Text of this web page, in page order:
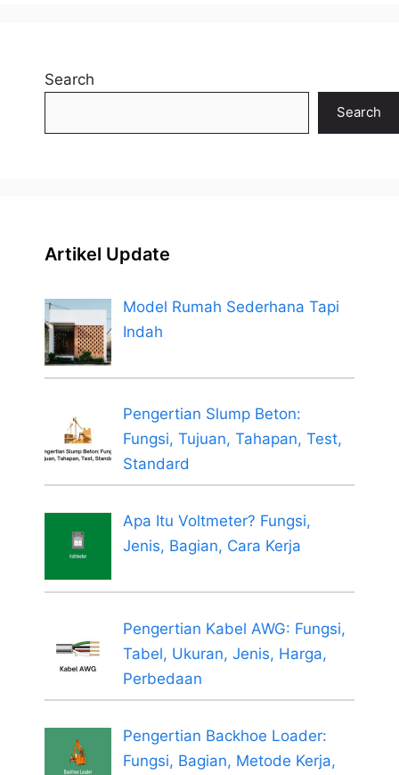
Search
Search
Artikel Update
Model Rumah Sederhana Tapi
Indah
Pengertian Slump Beton:
Fungsi, Tujuan, Tahapan, Test,
Standard
Apa Itu Voltmeter? Fungsi,
Jenis, Bagian, Cara Kerja
Pengertian Kabel AWG: Fungsi,
Tabel, Ukuran, Jenis, Harga,
Perbedaan
Pengertian Backhoe Loader:
Fungsi, Bagian, Metode Kerja,